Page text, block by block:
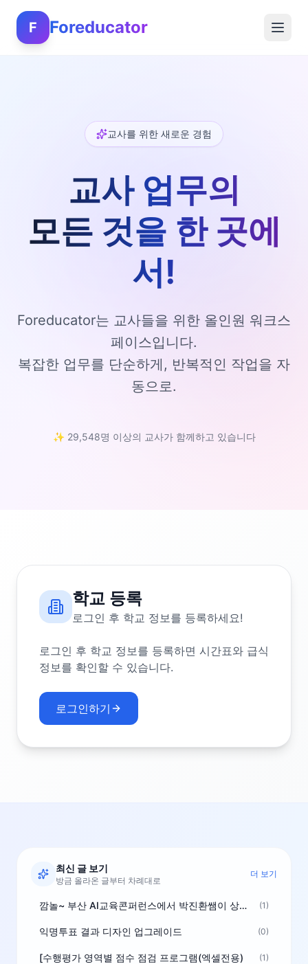
F Foreducator
교사를 위한 새로운 경험
교사 업무의
모든 것을 한 곳에
서!
Foreducator는 교사들을 위한 올인원 워크스
페이스입니다.
복잡한 업무를 단순하게, 반복적인 작업을 자
동으로.
✨ 29,548명 이상의 교사가 함께하고 있습니다
학교 등록
로그인 후 학교 정보를 등록하세요!
로그인 후 학교 정보를 등록하면 시간표와 급식
정보를 확인할 수 있습니다.
로그인하기
최신 글 보기
방금 올라온 글부터 차례대로
더 보기
깜놀~ 부산 AI교육콘퍼런스에서 박진환쌤이 상받으려 나오셨네요~ ^^ (1)
익명투표 결과 디자인 업그레이드 (0)
[수행평가 영역별 점수 점검 프로그램(엑셀전용) (1)